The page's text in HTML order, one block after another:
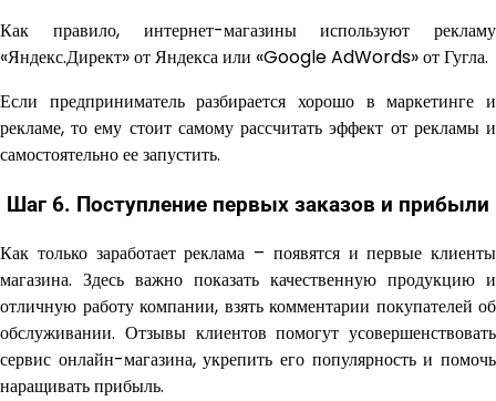
Как правило, интернет-магазины используют рекламу
«Яндекс.Директ» от Яндекса или «Google AdWords» от Гугла.
Если предприниматель разбирается хорошо в маркетинге и
рекламе, то ему стоит самому рассчитать эффект от рекламы и
самостоятельно ее запустить.
Шаг 6. Поступление первых заказов и прибыли
Как только заработает реклама – появятся и первые клиенты
магазина. Здесь важно показать качественную продукцию и
отличную работу компании, взять комментарии покупателей об
обслуживании. Отзывы клиентов помогут усовершенствовать
сервис онлайн-магазина, укрепить его популярность и помочь
наращивать прибыль.